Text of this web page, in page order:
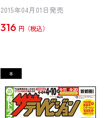
2015年04月01日発売
316 円